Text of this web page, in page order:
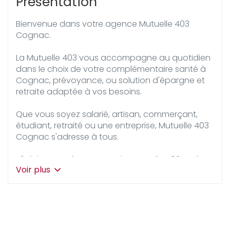
Bienvenue dans votre agence Mutuelle 403
Cognac.
La Mutuelle 403 vous accompagne au quotidien
dans le choix de votre complémentaire santé à
Cognac, prévoyance, ou solution d'épargne et
retraite adaptée à vos besoins.
Que vous soyez salarié, artisan, commerçant,
étudiant, retraité ou une entreprise, Mutuelle 403
Cognac s'adresse à tous.
N'hésitez pas à contacter la Mutuelle 403 ou à
prendre rendez-vous pour en savoir plus sur les
Voir plus